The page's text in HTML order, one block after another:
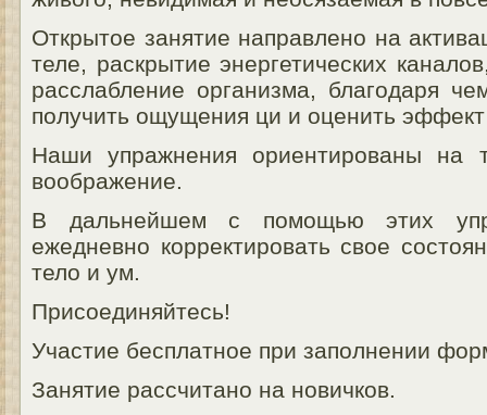
Открытое занятие направлено на
теле, раскрытие энергетических
расслабление организма, благодаря
получить ощущения ци и оценить эффект
Наши упражнения ориентированы на
воображение.
В дальнейшем с помощью этих
ежедневно корректировать свое
тело и ум.
Присоединяйтесь!
Участие бесплатное при заполнении
Занятие рассчитано на новичков.